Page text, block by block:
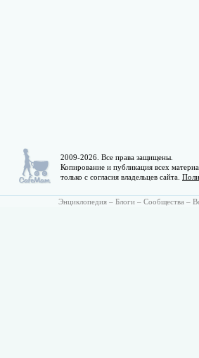
2009-2026. Все права защищены.
Копирование и публикация всех
только с согласия владельцев сайта.
Энциклопедия – Блоги – Сообщества –